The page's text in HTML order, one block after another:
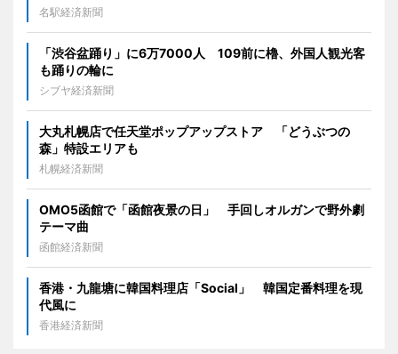
名駅経済新聞
「渋谷盆踊り」に6万7000人 109前に櫓、外国人観光客
も踊りの輪に
シブヤ経済新聞
大丸札幌店で任天堂ポップアップストア 「どうぶつの
森」特設エリアも
札幌経済新聞
OMO5函館で「函館夜景の日」 手回しオルガンで野外劇
テーマ曲
函館経済新聞
香港・九龍塘に韓国料理店「Social」 韓国定番料理を現
代風に
香港経済新聞